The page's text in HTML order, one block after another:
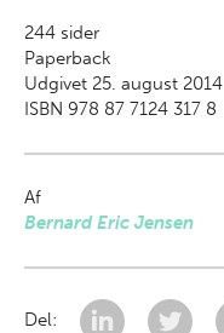
244 sider
Paperback
Udgivet 25. august 2014
ISBN 978 87 7124 317 8
Af
Bernard Eric Jensen
Del: